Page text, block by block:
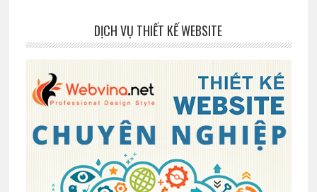
DỊCH VỤ THIẾT KẾ WEBSITE